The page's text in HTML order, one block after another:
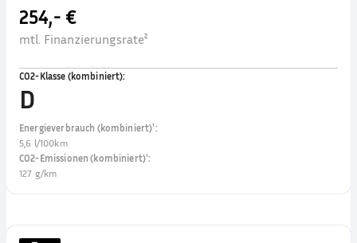
254,- €
mtl. Finanzierungsrate²
CO2-Klasse (kombiniert):
D
Energieverbrauch (kombiniert)¹:
5,6 l/100km
CO2-Emissionen (kombiniert)¹:
127 g/km